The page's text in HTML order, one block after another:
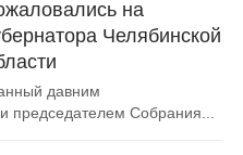
на
Челябинской
давним
председателем Собрания...